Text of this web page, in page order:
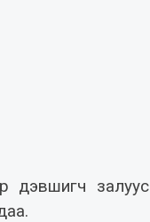
дэвшигч залуус